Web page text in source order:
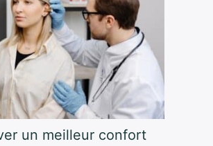
un meilleur confort